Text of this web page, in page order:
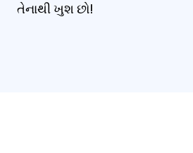
તેનાથી ખુશ છો!